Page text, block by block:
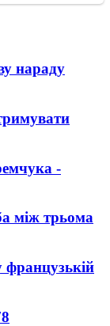
нараду
-
між трьома